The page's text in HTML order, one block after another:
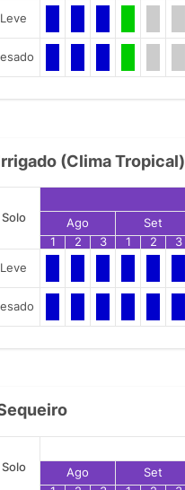
Leve
(Clima Tropical)
Solo Ago Set
1
2 3 1 2 3
Leve
Solo
Ago
Set